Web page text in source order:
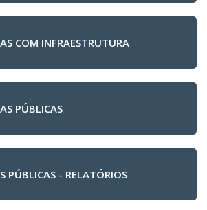
COM INFRAESTRUTURA
PÚBLICAS
PÚBLICAS - RELATÓRIOS